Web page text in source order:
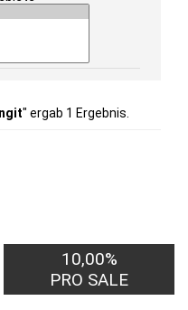
" ergab 1 Ergebnis.
10,00%
PRO SALE